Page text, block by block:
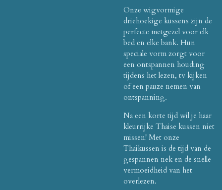
Onze wigvormige
driehoekige kussens zijn de
perfecte metgezel voor elk
bed en elke bank. Hun
speciale vorm zorgt voor
een ontspannen houding
tijdens het lezen, tv kijken
of een pauze nemen van
ontspanning.
Na een korte tijd wil je haar
kleurrijke Thaise kussen niet
missen! Met onze
Thaikussen is de tijd van de
gespannen nek en de snelle
vermoeidheid van het
overlezen.